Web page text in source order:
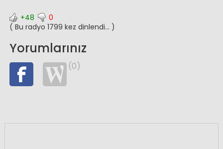
+48
0
( Bu radyo 1799 kez dinlendi... )
Yorumlarınız
(0)